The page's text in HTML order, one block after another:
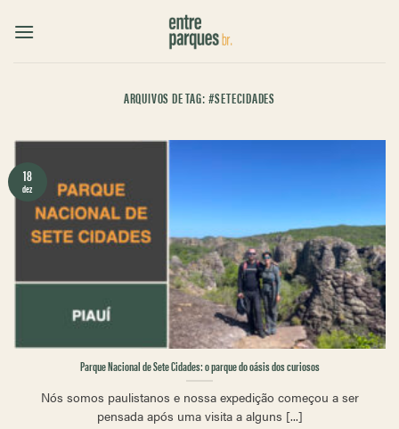
ARQUIVOS DE TAG:#SETECIDADES
Parque Nacional de Sete Cidades: o parque do oásis dos curiosos
Nós somos paulistanos e nossa expedição começou a ser
pensada após uma visita a alguns [...]
18
dez